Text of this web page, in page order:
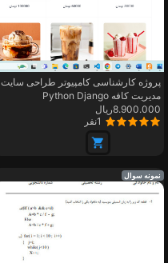
پروژه کارشناسی کامپیوتر طراحی سایت
مدیریت کافه Python Django
8.900.000ریال
1نفر
نمونه سوال